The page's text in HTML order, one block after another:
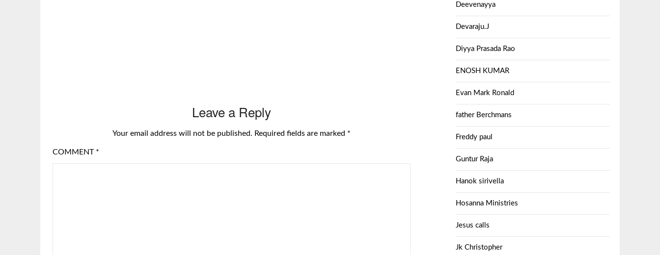
Leave a Reply
Your email address will not be published. Required fields are marked *
COMMENT *
Deevenayya
Devaraju.J
Diyya Prasada Rao
ENOSH KUMAR
Evan Mark Ronald
father Berchmans
Freddy paul
Guntur Raja
Hanok sirivella
Hosanna Ministries
Jesus calls
Jk Christopher